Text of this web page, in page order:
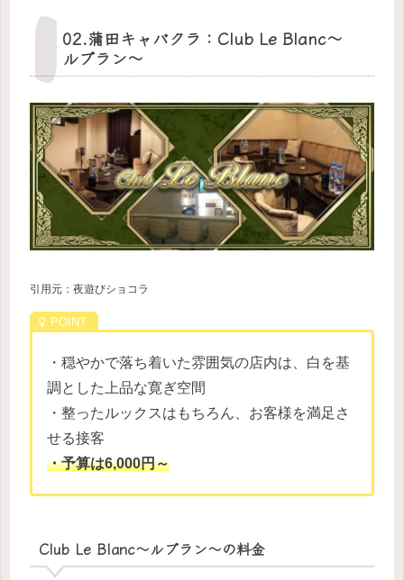
02.蒲田キャバクラ：Club Le Blanc～
ルブラン～
引用元：夜遊びショコラ
・穏やかで落ち着いた雰囲気の店内は、白を基
調とした上品な寛ぎ空間
・整ったルックスはもちろん、お客様を満足さ
せる接客
・予算は6,000円～
Club Le Blanc～ルブラン～の料金